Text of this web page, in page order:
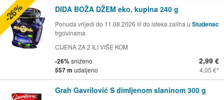
DIDA BOŽA DŽEM eko, kupina 240 g
Ponuda vrijedi do 11.08.2026 ili do isteka zaliha u Studenac
trgovinama
CIJENA ZA 2 ILI VIŠE KOM
-26%sniženo
557 m udaljeno
2,99 €
4,05 €
-26%
Grah Gavrilović S dimljenom slaninom 300 g